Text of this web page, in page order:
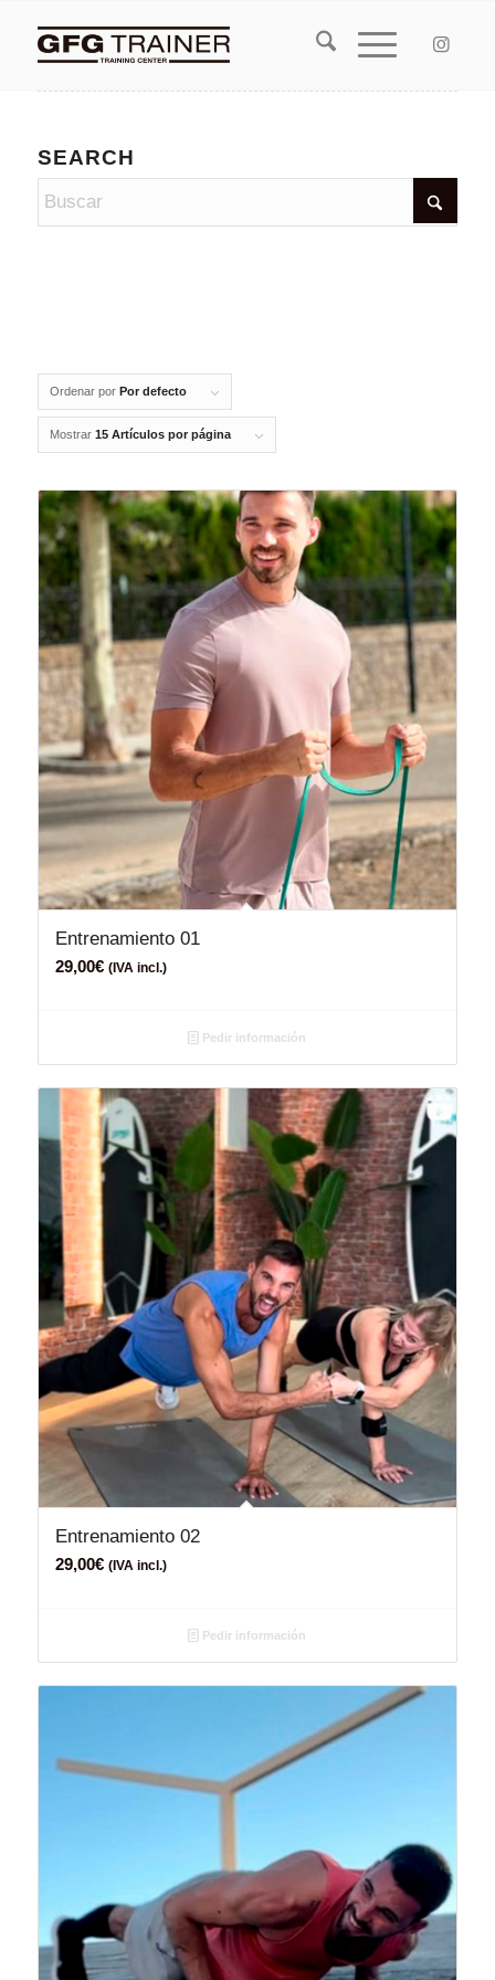
Ordenar por Por defecto
Mostrar 15 Artículos por página
Entrenamiento 01
29,00€ (IVA incl.)
Pedir información
Entrenamiento 02
29,00€ (IVA incl.)
Pedir información
SEARCH